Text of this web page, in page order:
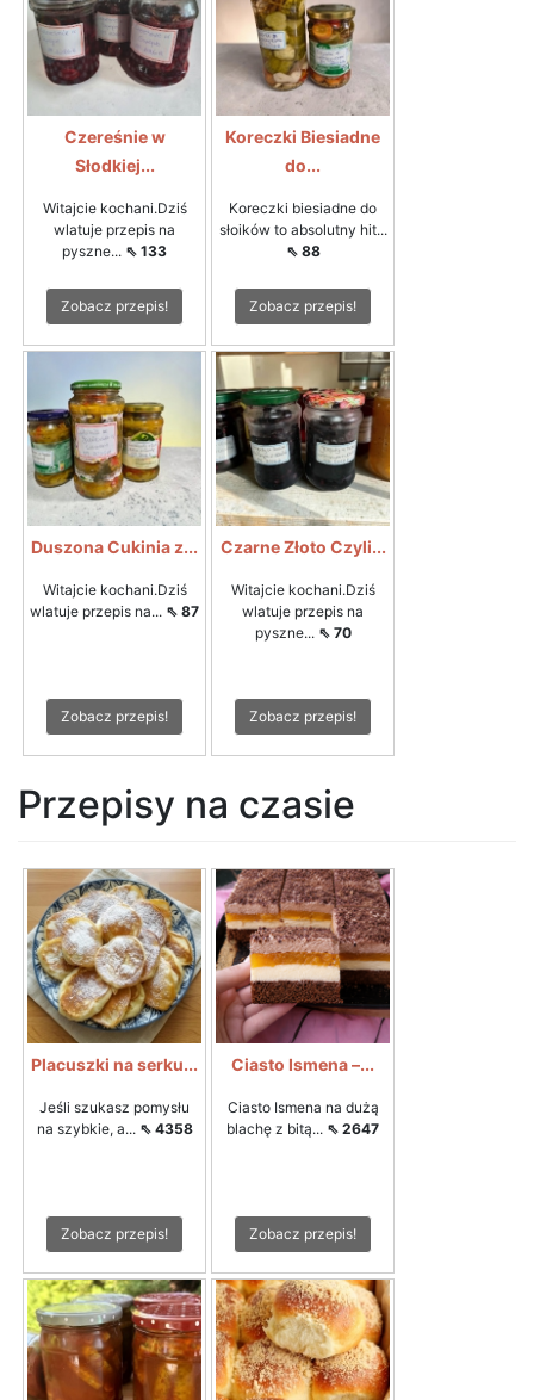
Czereśnie w
Słodkiej...
Witajcie kochani.Dziś
wlatuje przepis na
pyszne... ⇖ 133
Zobacz przepis!
Koreczki Biesiadne
do...
Koreczki biesiadne do
słoików to absolutny hit...
⇖ 88
Zobacz przepis!
Duszona Cukinia z...
Witajcie kochani.Dziś
wlatuje przepis na... ⇖ 87
Zobacz przepis!
Czarne Złoto Czyli...
Witajcie kochani.Dziś
wlatuje przepis na
pyszne... ⇖ 70
Zobacz przepis!
Przepisy na czasie
Placuszki na serku...
Jeśli szukasz pomysłu
na szybkie, a... ⇖ 4358
Zobacz przepis!
Ciasto Ismena –...
Ciasto Ismena na dużą
blachę z bitą... ⇖ 2647
Zobacz przepis!